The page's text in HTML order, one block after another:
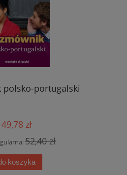
polsko-portugalski
49,78 zł
52,40 zł
koszyka